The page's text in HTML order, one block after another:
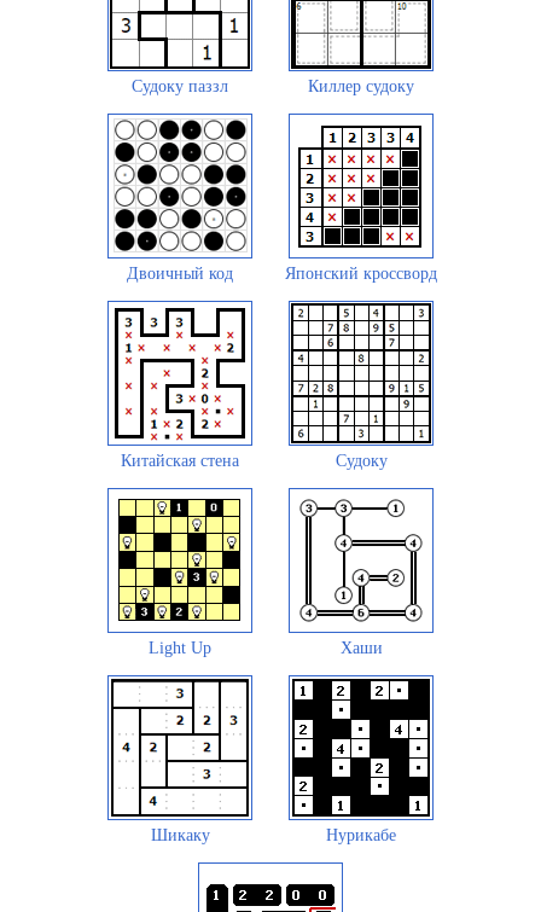
Судоку паззл Киллер судоку
Двоичный код Японский кроссворд
Китайская стена Судоку
Light Up Хаши
Шикаку Нурикабе